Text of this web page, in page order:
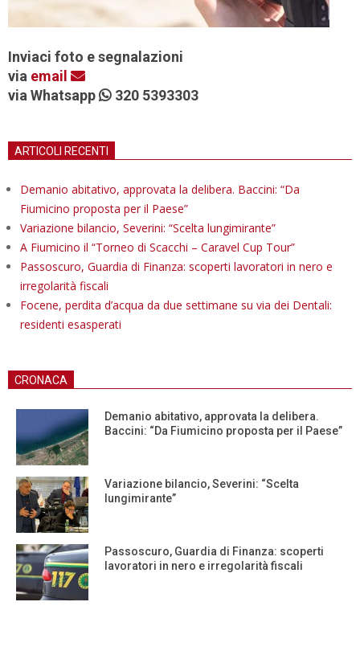
Inviaci foto e segnalazioni
via email
via Whatsapp
320 5393303
ARTICOLI RECENTI
Demanio abitativo, approvata la delibera. Baccini: “Da
Fiumicino proposta per il Paese”
Variazione bilancio, Severini: “Scelta lungimirante”
A Fiumicino il “Torneo di Scacchi – Caravel Cup Tour”
Passoscuro, Guardia di Finanza: scoperti lavoratori in nero e
irregolarità fiscali
Focene, perdita d’acqua da due settimane su via dei Dentali:
residenti esasperati
CRONACA
Demanio abitativo, approvata la delibera.
Baccini: “Da Fiumicino proposta per il Paese”
Variazione bilancio, Severini: “Scelta
lungimirante”
Passoscuro, Guardia di Finanza: scoperti
lavoratori in nero e irregolarità fiscali